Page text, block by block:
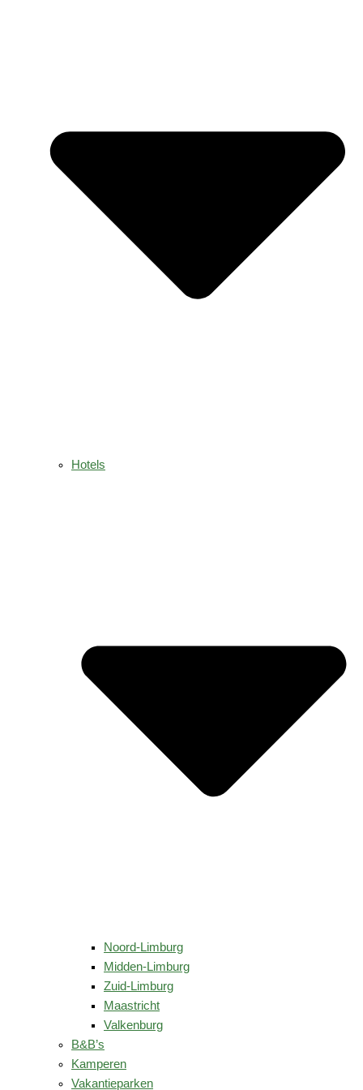
Hotels
Noord-Limburg
Midden-Limburg
Zuid-Limburg
Maastricht
Valkenburg
B&B’s
Kamperen
Vakantieparken